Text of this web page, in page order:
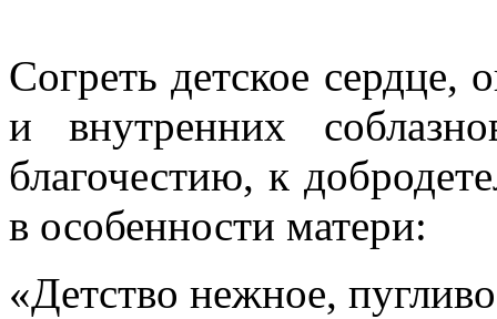
Согреть детское сердце,
и внутренних
благочестию, к
в особенности матери:
«Детство нежное,